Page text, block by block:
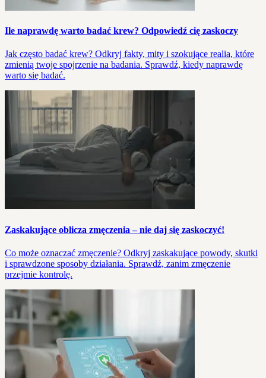
Ile naprawdę warto badać krew? Odpowiedź cię zaskoczy
Jak często badać krew? Odkryj fakty, mity i szokujące realia, które
zmienią twoje spojrzenie na badania. Sprawdź, kiedy naprawdę
warto się badać.
Zaskakujące oblicza zmęczenia – nie daj się zaskoczyć!
Co może oznaczać zmęczenie? Odkryj zaskakujące powody, skutki
i sprawdzone sposoby działania. Sprawdź, zanim zmęczenie
przejmie kontrolę.